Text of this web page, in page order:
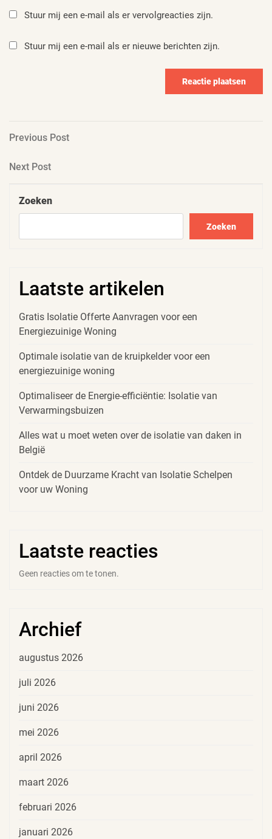
Stuur mij een e-mail als er vervolgreacties zijn.
Stuur mij een e-mail als er nieuwe berichten zijn.
Berichtnavigatie
Previous
Previous Post
Next
Next Post
Zoeken
Zoeken
Laatste artikelen
Gratis Isolatie Offerte Aanvragen voor een
Energiezuinige Woning
Optimale isolatie van de kruipkelder voor een
energiezuinige woning
Optimaliseer de Energie-efficiëntie: Isolatie van
Verwarmingsbuizen
Alles wat u moet weten over de isolatie van daken in
België
Ontdek de Duurzame Kracht van Isolatie Schelpen
voor uw Woning
Laatste reacties
Geen reacties om te tonen.
Archief
augustus 2026
juli 2026
juni 2026
mei 2026
april 2026
maart 2026
februari 2026
januari 2026